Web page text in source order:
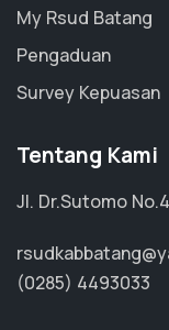
My Rsud Batang
Pengaduan
Survey Kepuasan
Tentang Kami
Jl. Dr.Sutomo
(0285) 4493033